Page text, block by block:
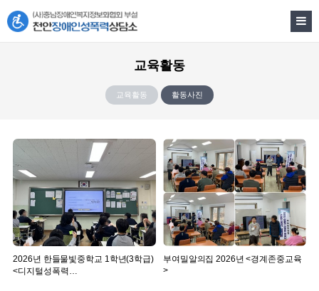
교육활동
교육활동 활동사진
2026년 한들물빛중학교 1학년(3학급)
<디지털성폭력…
부여밀알의집 2026년 <경계존중교육
>